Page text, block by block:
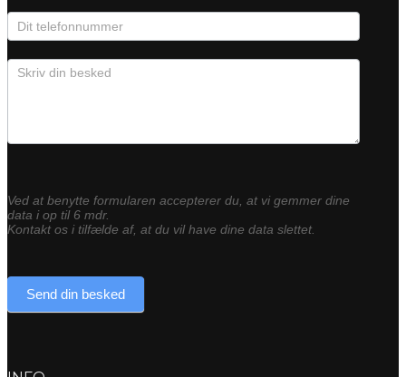
Ved at benytte formularen accepterer du, at vi gemmer dine
data i op til 6 mdr.
Kontakt os i tilfælde af, at du vil have dine data slettet.
Send din besked